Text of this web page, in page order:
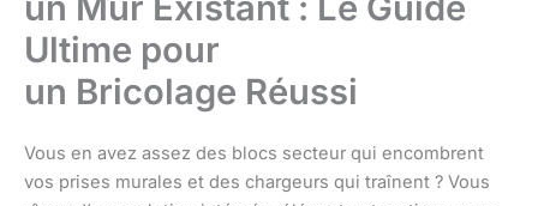
Ultime pour
un Bricolage Réussi
Vous en avez assez des blocs secteur qui encombrent
vos prises murales et des chargeurs qui traînent ? Vous